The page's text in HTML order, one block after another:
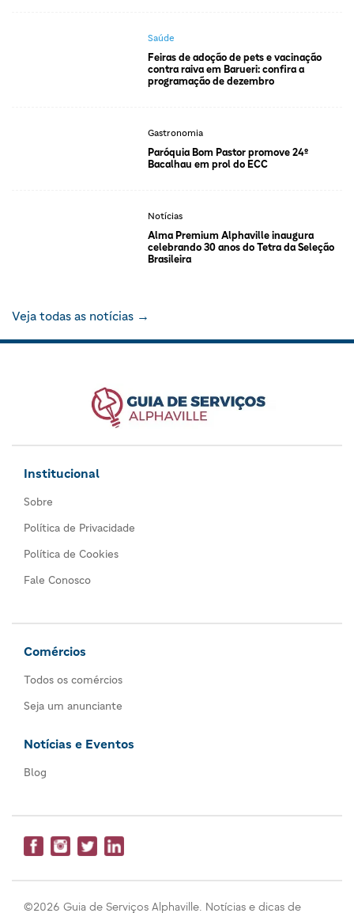
Saúde
Feiras de adoção de pets e vacinação
contra raiva em Barueri: confira a
programação de dezembro
Gastronomia
Paróquia Bom Pastor promove 24º
Bacalhau em prol do ECC
Notícias
Alma Premium Alphaville inaugura
celebrando 30 anos do Tetra da Seleção
Brasileira
Veja todas as notícias →
Institucional
Sobre
Política de Privacidade
Política de Cookies
Fale Conosco
Comércios
Todos os comércios
Seja um anunciante
Notícias e Eventos
Blog
©2026 Guia de Serviços Alphaville. Notícias e dicas de